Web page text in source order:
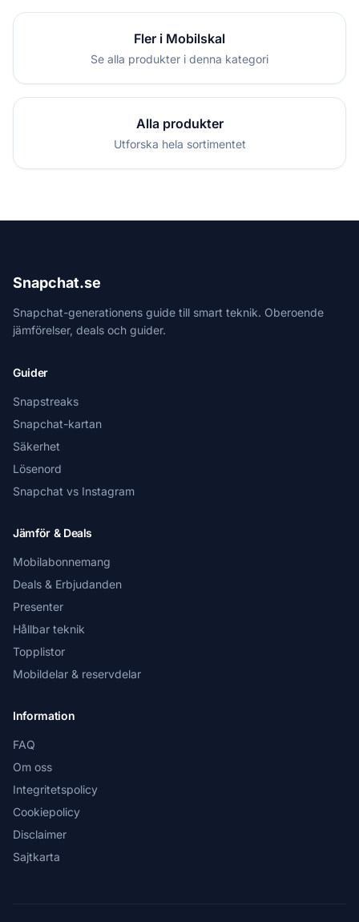
Fler i Mobilskal
Se alla produkter i denna kategori
Alla produkter
Utforska hela sortimentet
Snapchat.se
Snapchat-generationens guide till smart teknik. Oberoende
jämförelser, deals och guider.
Guider
Snapstreaks
Snapchat-kartan
Säkerhet
Lösenord
Snapchat vs Instagram
Jämför & Deals
Mobilabonnemang
Deals & Erbjudanden
Presenter
Hållbar teknik
Topplistor
Mobildelar & reservdelar
Information
FAQ
Om oss
Integritetspolicy
Cookiepolicy
Disclaimer
Sajtkarta